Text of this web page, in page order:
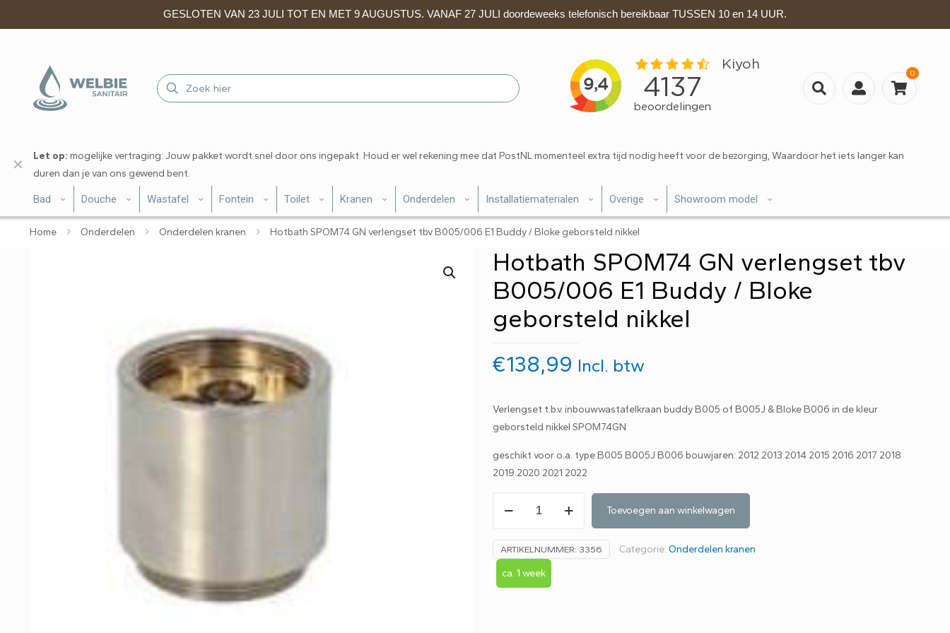
GESLOTEN VAN 23 JULI TOT EN MET 9 AUGUSTUS. VANAF 27 JULI doordeweeks telefonisch bereikbaar TUSSEN 10 en 14 UUR.
0
Let op: mogelijke vertraging: Jouw pakket wordt snel door ons ingepakt. Houd er wel rekening mee dat PostNL momenteel extra tijd nodig heeft voor de bezorging, Waardoor het iets langer kan
duren dan je van ons gewend bent.
✕
Bad Douche Wastafel Fontein Toilet Kranen Onderdelen Installatiematerialen Overige Showroom model
Home Onderdelen Onderdelen kranen Hotbath SPOM74 GN verlengset tbv B005/006 E1 Buddy / Bloke geborsteld nikkel
Hotbath SPOM74 GN verlengset tbv
B005/006 E1 Buddy / Bloke
geborsteld nikkel
€138,99 Incl. btw
Verlengset t.b.v. inbouwwastafelkraan buddy B005 of B005J & Bloke B006 in de kleur
geborsteld nikkel SPOM74GN
geschikt voor o.a. type B005 B005J B006 bouwjaren: 2012 2013 2014 2015 2016 2017 2018
2019 2020 2021 2022
verlengset
tbv
B005/006
Toevoegen aan winkelwagen
ARTIKELNUMMER: 3356 Categorie:Onderdelen kranen
ca. 1 week